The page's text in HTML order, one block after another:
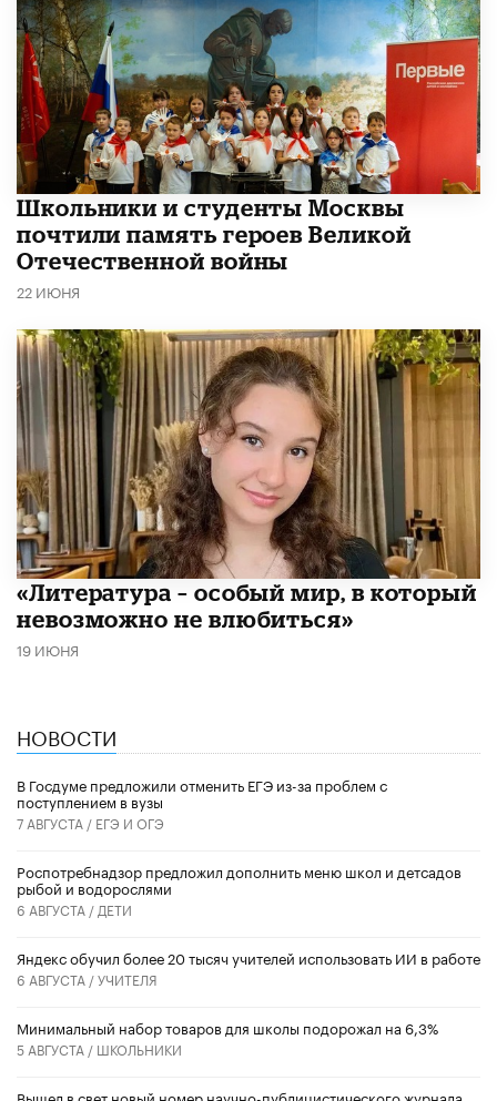
Школьники и студенты Москвы
почтили память героев Великой
Отечественной войны
22 ИЮНЯ
​«Литература – особый мир, в который
невозможно не влюбиться»
19 ИЮНЯ
НОВОСТИ
В Госдуме предложили отменить ЕГЭ из-за проблем с
поступлением в вузы
7 АВГУСТА / ЕГЭ И ОГЭ
Роспотребнадзор предложил дополнить меню школ и детсадов
рыбой и водорослями
6 АВГУСТА / ДЕТИ
​Яндекс обучил более 20 тысяч учителей использовать ИИ в работе
6 АВГУСТА /УЧИТЕЛЯ
Минимальный набор товаров для школы подорожал на 6,3%
5 АВГУСТА / ШКОЛЬНИКИ
Вышел в свет новый номер научно-публицистического журнала